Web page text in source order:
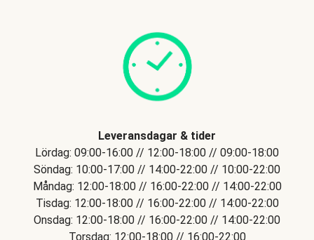
Leveransdagar & tider
Lördag: 09:00-16:00 // 12:00-18:00 // 09:00-18:00
Söndag: 10:00-17:00 // 14:00-22:00 // 10:00-22:00
Måndag: 12:00-18:00 // 16:00-22:00 // 14:00-22:00
Tisdag: 12:00-18:00 // 16:00-22:00 // 14:00-22:00
Onsdag: 12:00-18:00 // 16:00-22:00 // 14:00-22:00
Torsdag: 12:00-18:00 // 16:00-22:00